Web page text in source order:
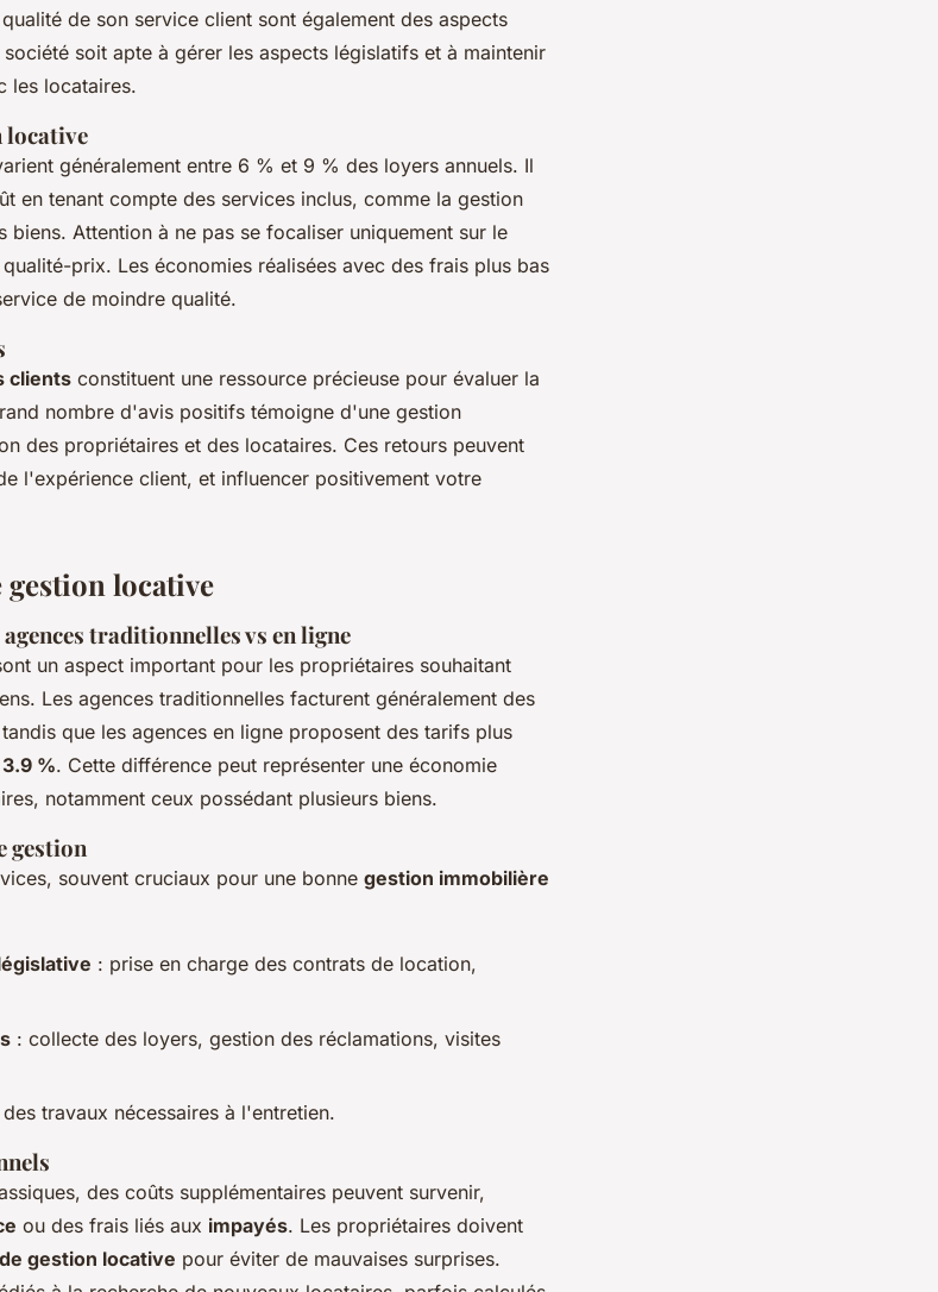
de son service client sont également des aspects
soit apte à gérer les aspects législatifs et à maintenir
les locataires.
locative
généralement entre 6 % et 9 % des loyers annuels. Il
en tenant compte des services inclus, comme la gestion
biens. Attention à ne pas se focaliser uniquement sur le
prix. Les économies réalisées avec des frais plus bas
de moindre qualité.
clients constituent une ressource précieuse pour évaluer la
nombre d'avis positifs témoigne d'une gestion
des propriétaires et des locataires. Ces retours peuvent
l'expérience client, et influencer positivement votre
gestion locative
traditionnelles vs en ligne
un aspect important pour les propriétaires souhaitant
Les agences traditionnelles facturent généralement des
que les agences en ligne proposent des tarifs plus
3.9 %. Cette différence peut représenter une économie
notamment ceux possédant plusieurs biens.
gestion
souvent cruciaux pour une bonne gestion immobilière
: prise en charge des contrats de location,
: collecte des loyers, gestion des réclamations, visites
travaux nécessaires à l'entretien.
des coûts supplémentaires peuvent survenir,
ou des frais liés aux impayés. Les propriétaires doivent
gestion locative pour éviter de mauvaises surprises.